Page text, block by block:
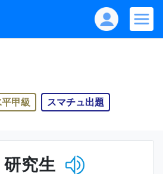
甲級 スマチュ出題
研究生